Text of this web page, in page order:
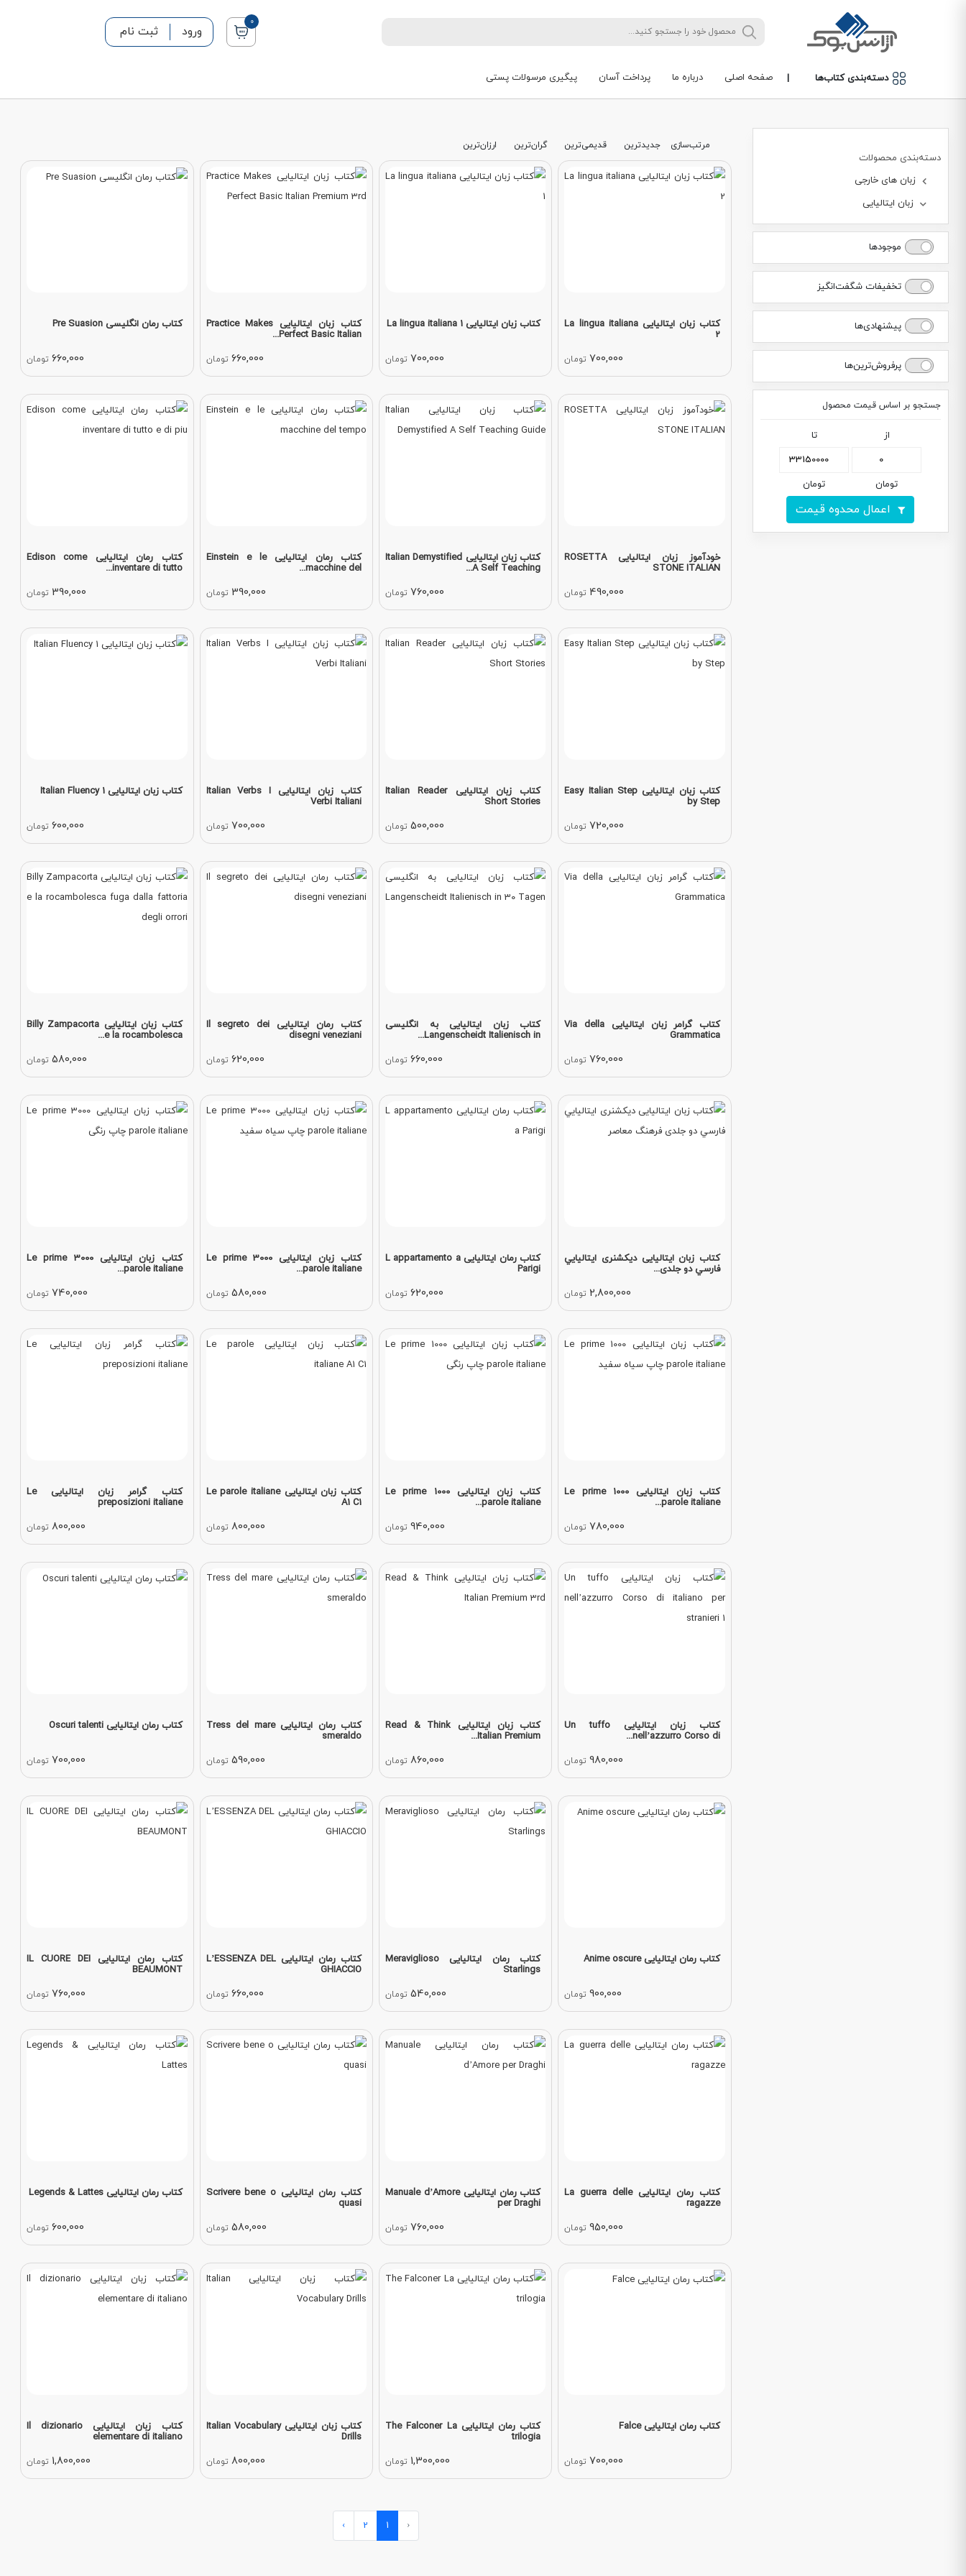
0
ورود ثبت نام
دسته‌بندی کتاب‌ها | صفحه اصلی درباره ما پرداخت آسان پیگیری مرسولات پستی
دسته‌بندی محصولات
زبان های خارجی
زبان ایتالیایی
موجودها
تخفیفات شگفت‌انگیز
پیشنهادی‌ها
پرفروش‌ترین‌ها
جستجو بر اساس قیمت محصول
از
تومان
تا
تومان
اعمال محدوه قیمت
مرتب‌سازی جدیدترین قدیمی‌ترین گران‌ترین ارزان‌ترین
کتاب زبان ایتالیایی La lingua italiana
2
700,000 تومان
کتاب زبان ایتالیایی La lingua italiana 1
700,000 تومان
کتاب زبان ایتالیایی Practice Makes
Perfect Basic Italian...
660,000 تومان
کتاب رمان انگلیسی Pre Suasion
660,000 تومان
خودآموز زبان ایتالیایی ROSETTA
STONE ITALIAN
490,000 تومان
کتاب زبان ایتالیایی Italian Demystified
A Self Teaching...
760,000 تومان
کتاب رمان ایتالیایی Einstein e le
macchine del...
390,000 تومان
کتاب رمان ایتالیایی Edison come
inventare di tutto...
390,000 تومان
کتاب زبان ایتالیایی Easy Italian Step
by Step
720,000 تومان
کتاب زبان ایتالیایی Italian Reader
Short Stories
500,000 تومان
کتاب زبان ایتالیایی Italian Verbs I
Verbi Italiani
700,000 تومان
کتاب زبان ایتالیایی Italian Fluency 1
600,000 تومان
کتاب گرامر زبان ایتالیایی Via della
Grammatica
760,000 تومان
کتاب زبان ایتالیایی به انگلیسی
Langenscheidt Italienisch in...
660,000 تومان
کتاب رمان ایتالیایی Il segreto dei
disegni veneziani
620,000 تومان
کتاب زبان ایتالیایی Billy Zampacorta
e la rocambolesca...
580,000 تومان
کتاب زبان ایتالیایی دیکشنری ايتاليايي
فارسي دو جلدی...
2,800,000 تومان
کتاب رمان ایتالیایی L appartamento a
Parigi
620,000 تومان
کتاب زبان ایتالیایی Le prime 3000
parole italiane...
580,000 تومان
کتاب زبان ایتالیایی Le prime 3000
parole italiane...
740,000 تومان
کتاب زبان ایتالیایی Le prime 1000
parole italiane...
780,000 تومان
کتاب زبان ایتالیایی Le prime 1000
parole italiane...
940,000 تومان
کتاب زبان ایتالیایی Le parole italiane
A1 C1
800,000 تومان
کتاب گرامر زبان ایتالیایی Le
preposizioni italiane
800,000 تومان
کتاب زبان ایتالیایی Un tuffo
nell’azzurro Corso di...
980,000 تومان
کتاب زبان ایتالیایی Read & Think
Italian Premium...
860,000 تومان
کتاب رمان ایتالیایی Tress del mare
smeraldo
590,000 تومان
کتاب رمان ایتالیایی Oscuri talenti
700,000 تومان
کتاب رمان ایتالیایی Anime oscure
900,000 تومان
کتاب رمان ایتالیایی Meraviglioso
Starlings
540,000 تومان
کتاب رمان ایتالیایی L’ESSENZA DEL
GHIACCIO
660,000 تومان
کتاب رمان ایتالیایی IL CUORE DEI
BEAUMONT
760,000 تومان
کتاب رمان ایتالیایی La guerra delle
ragazze
950,000 تومان
کتاب رمان ایتالیایی Manuale d’Amore
per Draghi
760,000 تومان
کتاب رمان ایتالیایی Scrivere bene o
quasi
580,000 تومان
کتاب رمان ایتالیایی Legends & Lattes
600,000 تومان
کتاب رمان ایتالیایی Falce
700,000 تومان
کتاب رمان ایتالیایی The Falconer La
trilogia
1,300,000 تومان
کتاب زبان ایتالیایی Italian Vocabulary
Drills
800,000 تومان
کتاب زبان ایتالیایی Il dizionario
elementare di italiano
1,800,000 تومان
‹
1
2
›